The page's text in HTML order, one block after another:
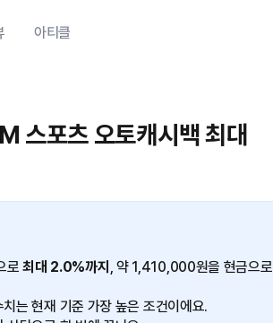
아티클
포츠 오토캐시백 최대
로최대 2.0%까지 , 약 1,410,000원을 현금으로
는 현재 기준 가장 높은 조건이에요.